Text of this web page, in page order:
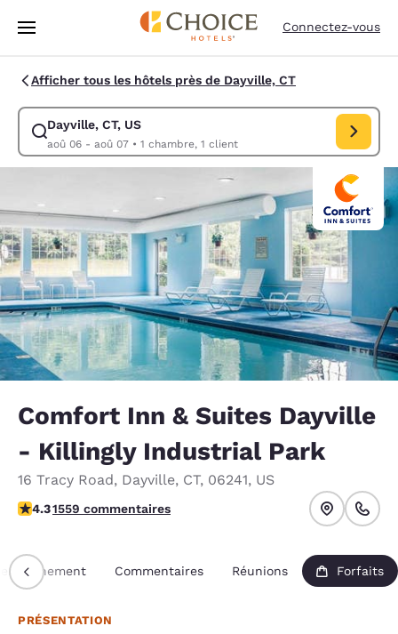
Passer à Contenu Principal
Connectez-vous
Afficher tous les hôtels près de Dayville, CT
Dayville, CT, US
aoû 06 - aoû 07• 1 chambre, 1 client
Modifiez la recherche pour Dayville, CT, US. Date d’arrivée aoû 06,
Comfort Inn & Suites Dayville
- Killingly Industrial Park
16 Tracy Road, Dayville, CT, 06241, US
4.27 étoiles. Excellent.
4.31559 commentaires
Commentaires Réunions Forfaits
PRÉSENTATION